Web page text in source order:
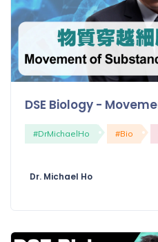
DSE Biology -
#DrMichaelHo #Bio
Dr. Michael Ho